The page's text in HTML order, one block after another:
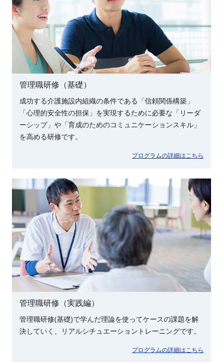
管理職研修（基礎）
成功する介護施設内組織の条件である「信頼関係構築」
「心理的安全性の担保」を実現するために必要な「リーダ
ーシップ」や「育成のためのコミュニケーションスキル」
を高める研修です。
プログラムの詳細はこちら
管理職研修（実践編）
管理職研修(基礎)で学んだ理論を使ってケースの課題を解
決していく、リアルシチュエーショントレーニングです。
プログラムの詳細はこちら